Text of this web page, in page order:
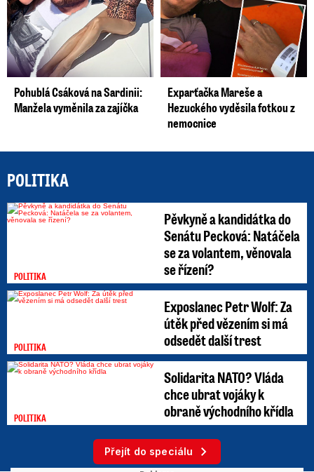
Pohublá Csáková na Sardinii:
Manžela vyměnila za zajíčka
Exparťačka Mareše a
Hezuckého vyděsila fotkou z
nemocnice
POLITIKA
POLITIKA
Pěvkyně a kandidátka do
Senátu Pecková: Natáčela
se za volantem, věnovala
se řízení?
POLITIKA
Exposlanec Petr Wolf: Za
útěk před vězením si má
odsedět další trest
POLITIKA
Solidarita NATO? Vláda
chce ubrat vojáky k
obraně východního křídla
Přejít do speciálu